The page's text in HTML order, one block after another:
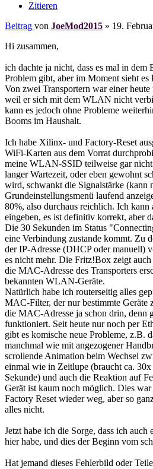
Zitieren
Beitrag von JoeMod2015 » 19.
Hi zusammen,
ich dachte ja nicht, dass es mal in dem
Problem gibt, aber im Moment sieht es
Von zwei Transportern war einer
weil er sich mit dem WLAN nicht
kann es jedoch ohne Probleme
Booms im Haushalt.
Ich habe Xilinx- und Factory-Reset
WiFi-Karten aus dem Vorrat
meine WLAN-SSID teilweise gar nicht
langer Wartezeit, oder eben gewohnt
wird, schwankt die Signalstärke (kann
Grundeinstellungsmenü laufend
80%, also durchaus reichlich. Ich kann
eingeben, es ist definitiv korrekt, aber
Die 30 Sekunden im Status
eine Verbindung zustande kommt. Zu
der IP-Adresse (DHCP oder manuell)
es nicht mehr. Die Fritz!Box zeigt
die MAC-Adresse des Transporters
bekannten WLAN-Geräte.
Natürlich habe ich routerseitig alles
MAC-Filter, der nur bestimmte Geräte
die MAC-Adresse ja schon drin, denn
funktioniert. Seit heute nur noch per
gibt es komische neue Probleme, z.B.
manchmal wie mit angezogener
scrollende Animation beim Wechsel
einmal wie in Zeitlupe (braucht ca.
Sekunde) und auch die Reaktion auf
Gerät ist kaum noch möglich. Dies
Factory Reset wieder weg, aber so
alles nicht.
Jetzt habe ich die Sorge, dass ich auch
hier habe, und dies der Beginn vom
Hat jemand dieses Fehlerbild oder